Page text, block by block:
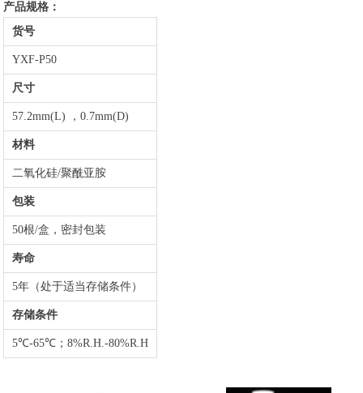
产品规格：
货号
YXF-P50
尺寸
57.2mm(L) ，0.7mm(D)
材料
二氧化硅/聚酰亚胺
包装
50根/盒，密封包装
寿命
5年（处于适当存储条件）
存储条件
5℃-65℃；8%R.H.-80%R.H